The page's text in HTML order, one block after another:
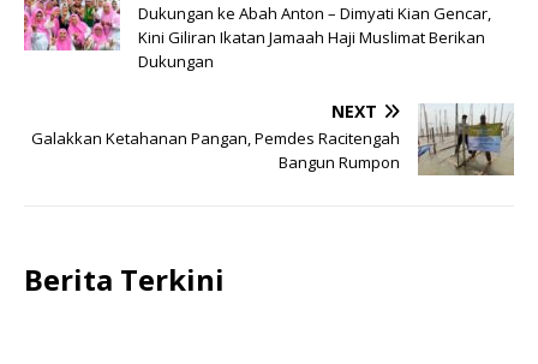
Dukungan ke Abah Anton – Dimyati Kian Gencar,
Kini Giliran Ikatan Jamaah Haji Muslimat Berikan
Dukungan
NEXT
Galakkan Ketahanan Pangan, Pemdes Racitengah
Bangun Rumpon
Berita Terkini